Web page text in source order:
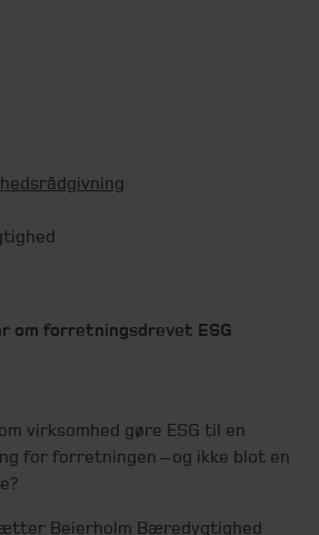
om forretningsdrevet ESG
virksomhed gøre ESG til en
for forretningen – og ikke blot en
Beierholm Bæredygtighed